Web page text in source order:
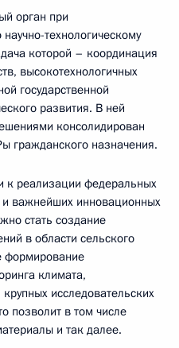
орган при
технологическому
которой – координация
высокотехнологичных
государственной
развития. В ней
консолидирован
гражданского назначения.
к реализации федеральных
и важнейших инновационных
стать создание
в области сельского
формирование
климата,
исследовательских
позволит в том числе
и так далее.